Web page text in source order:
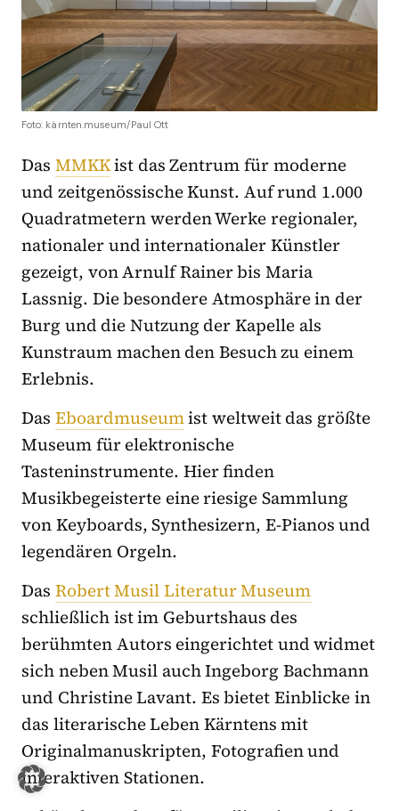
Foto: kärnten.museum/Paul Ott
Das MMKKist das Zentrum für moderne
und zeitgenössische Kunst. Auf rund 1.000
Quadratmetern werden Werke regionaler,
nationaler und internationaler Künstler
gezeigt, von Arnulf Rainer bis Maria
Lassnig. Die besondere Atmosphäre in der
Burg und die Nutzung der Kapelle als
Kunstraum machen den Besuch zu einem
Erlebnis.
Das Eboardmuseumist weltweit das größte
Museum für elektronische
Tasteninstrumente. Hier finden
Musikbegeisterte eine riesige Sammlung
von Keyboards, Synthesizern, E-Pianos und
legendären Orgeln.
Das Robert Musil Literatur Museum
schließlich ist im Geburtshaus des
berühmten Autors eingerichtet und widmet
sich neben Musil auch Ingeborg Bachmann
und Christine Lavant. Es bietet Einblicke in
das literarische Leben Kärntens mit
Originalmanuskripten, Fotografien und
interaktiven Stationen.